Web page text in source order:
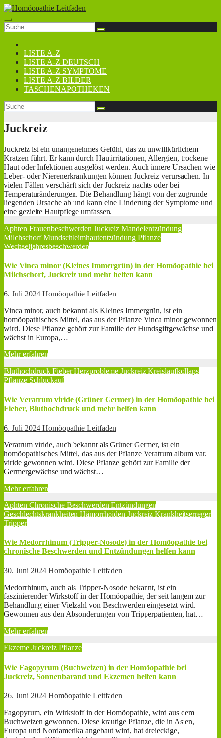
Zum
Inhalt
springen
LISTE A-Z
LISTE A-Z DEUTSCH
LISTE A-Z SYMPTOME
LISTE A-Z BILDER
TASCHENAPOTHEKEN
Juckreiz
Juckreiz ist ein unangenehmes Gefühl, das zu unwillkürlichem
Kratzen führt. Er kann durch Hautirritationen, Allergien, trockene
Haut oder Infektionen ausgelöst werden. Auch innere Ursachen wie
Leber- oder Nierenerkrankungen können Juckreiz verursachen. In
vielen Fällen verschärft sich der Juckreiz nachts oder bei
Temperaturänderungen. Die Behandlung hängt von der zugrunde
liegenden Ursache ab und kann eine Linderung der Symptome und
eine gezielte Hautpflege umfassen.
Aphten Frauenbeschwerden Juckreiz Mandelentzündung
MilchschorfMundschleimhautentzündung Pflanze
Wechseljahresbeschwerden
Wie Vinca minor (Kleines Immergrün) in der Homöopathie bei
Milchschorf, Juckreiz und mehr helfen kann
6. Juli 2024 Homöopathie Leitfaden
Vinca minor, auch bekannt als Kleines Immergrün, ist ein
homöopathisches Mittel, das aus der Pflanze Vinca minor gewonnen
wird. Diese Pflanze gehört zur Familie der Hundsgiftgewächse und
wächst in Europa,…
Mehr erfahren
Bluthochdruck FieberHerzprobleme Juckreiz Kreislaufkollaps
Pflanze Schluckauf
Wie Veratrum viride (Grüner Germer) in der Homöopathie bei
Fieber, Bluthochdruck und mehr helfen kann
6. Juli 2024 Homöopathie Leitfaden
Veratrum viride, auch bekannt als Grüner Germer, ist ein
homöopathisches Mittel, das aus der Pflanze Veratrum album var.
viride gewonnen wird. Diese Pflanze gehört zur Familie der
Germergewächse und wächst…
Mehr erfahren
Aphten Chronische Beschwerden Entzündungen
Geschlechtskrankheiten Hämorrhoiden Juckreiz Krankheitserreger
Tripper
Wie Medorrhinum (Tripper-Nosode) in der Homöopathie bei
chronische Beschwerden und Entzündungen helfen kann
30. Juni 2024 Homöopathie Leitfaden
Medorrhinum, auch als Tripper-Nosode bekannt, ist ein
faszinierender Wirkstoff in der Homöopathie, der seit langem zur
Behandlung einer Vielzahl von Beschwerden eingesetzt wird.
Gewonnen aus den Absonderungen von Tripperpatienten, hat…
Mehr erfahren
Ekzeme Juckreiz Pflanze
Wie Fagopyrum (Buchweizen) in der Homöopathie bei
Juckreiz, Sonnenbarand und Ekzemen helfen kann
26. Juni 2024 Homöopathie Leitfaden
Fagopyrum, ein Wirkstoff in der Homöopathie, wird aus dem
Buchweizen gewonnen. Diese krautige Pflanze, die in Asien,
Europa und Nordamerika angebaut wird, hat dreieckige,